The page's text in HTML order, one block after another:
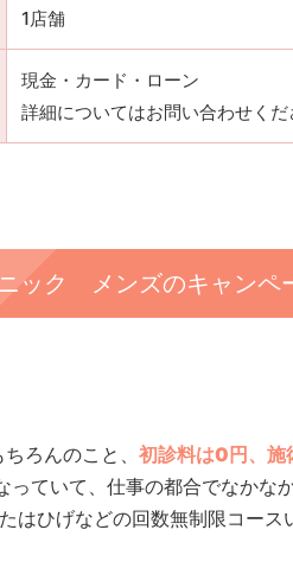
1店舗
現金・カード・ローン
詳細についてはお問い合わせくだ
ック メンズのキャンペ
ろんのこと、 初診料は0円、施
っていて、仕事の都合でなかな
はひげなどの回数無制限コース